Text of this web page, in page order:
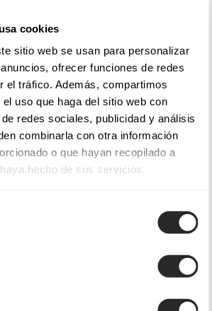
cookies
sitio web se usan para personalizar
ofrecer funciones de redes
el tráfico. Además, compartimos
uso que haga del sitio web con
redes sociales, publicidad y análisis
combinarla con otra información
o que hayan recopilado a
hecho de sus servicios.